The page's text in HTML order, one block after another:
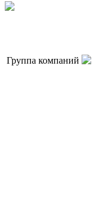
Группа компаний